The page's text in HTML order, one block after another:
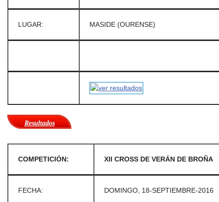
LUGAR: MASIDE (OURENSE)
Resultados
COMPETICIÓN: XII CROSS DE VERÁN DE BROÑA
FECHA: DOMINGO, 18-SEPTIEMBRE-2016